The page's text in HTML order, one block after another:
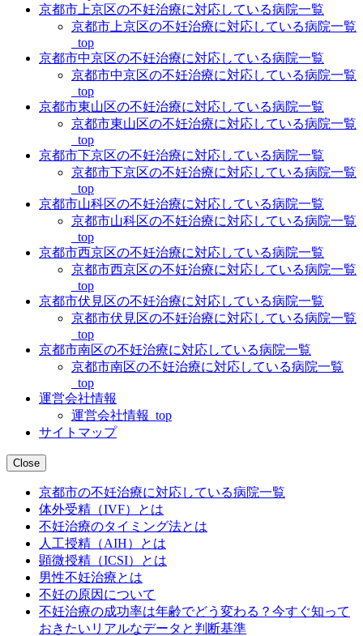
京都市上京区の不妊治療に対応している病院一覧
京都市上京区の不妊治療に対応している病院一覧
_top
京都市中京区の不妊治療に対応している病院一覧
京都市中京区の不妊治療に対応している病院一覧
_top
京都市東山区の不妊治療に対応している病院一覧
京都市東山区の不妊治療に対応している病院一覧
_top
京都市下京区の不妊治療に対応している病院一覧
京都市下京区の不妊治療に対応している病院一覧
_top
京都市山科区の不妊治療に対応している病院一覧
京都市山科区の不妊治療に対応している病院一覧
_top
京都市西京区の不妊治療に対応している病院一覧
京都市西京区の不妊治療に対応している病院一覧
_top
京都市伏見区の不妊治療に対応している病院一覧
京都市伏見区の不妊治療に対応している病院一覧
_top
京都市南区の不妊治療に対応している病院一覧
京都市南区の不妊治療に対応している病院一覧
_top
運営会社情報
運営会社情報_top
サイトマップ
Close
京都市の不妊治療に対応している病院一覧
体外受精（IVF）とは
不妊治療のタイミング法とは
人工授精（AIH）とは
顕微授精（ICSI）とは
男性不妊治療とは
不妊の原因について
不妊治療の成功率は年齢でどう変わる？今すぐ知って
おきたいリアルなデータと判断基準